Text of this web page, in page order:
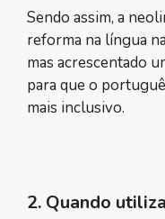
Sendo assim, a
reforma na língua
mas acrescentado
para que o
mais inclusivo.
2. Quando